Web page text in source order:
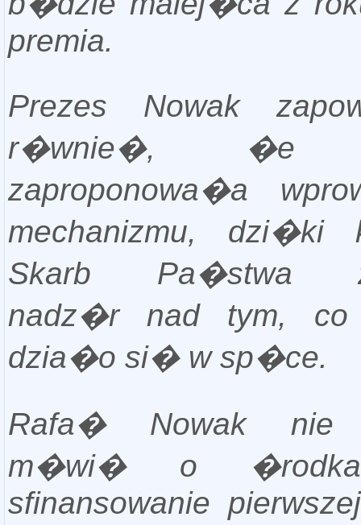
premia.
Prezes Nowak
r�wnie�, �e
zaproponowa�a
mechanizmu, dzi�ki
Skarb Pa�stwa
nadz�r nad tym,
dzia�o si� w sp�ce.
Rafa� Nowak nie
m�wi� o
sfinansowanie